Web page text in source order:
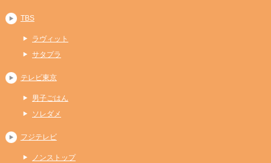
TBS
ラヴィット
サタプラ
テレビ東京
男子ごはん
ソレダメ
フジテレビ
ノンストップ